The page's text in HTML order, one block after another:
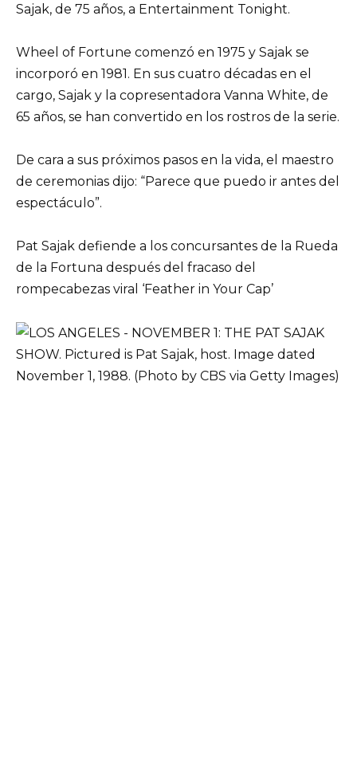
Sajak, de 75 años, a Entertainment Tonight.
Wheel of Fortune comenzó en 1975 y Sajak se
incorporó en 1981. En sus cuatro décadas en el
cargo, Sajak y la copresentadora Vanna White, de
65 años, se han convertido en los rostros de la serie.
De cara a sus próximos pasos en la vida, el maestro
de ceremonias dijo: “Parece que puedo ir antes del
espectáculo”.
Pat Sajak defiende a los concursantes de la Rueda
de la Fortuna después del fracaso del
rompecabezas viral ‘Feather in Your Cap’